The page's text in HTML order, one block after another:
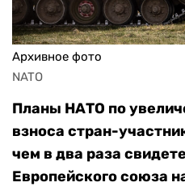
Архивное фото
NATO
Планы НАТО по
взноса стран-
чем в два раза
Европейского союза